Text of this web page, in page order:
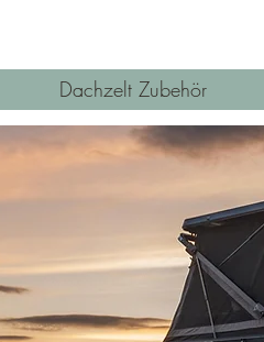
Dachzelt Zubehör